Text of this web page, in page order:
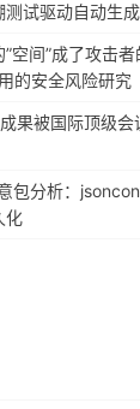
测试驱动自动生成
”空间”成了攻击
的安全风险研究
果被国际顶级
包分析：
化